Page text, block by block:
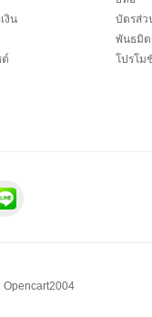
งิน
ต์
บัตรส่ว
พันธมิต
โปรโม
Opencart2004